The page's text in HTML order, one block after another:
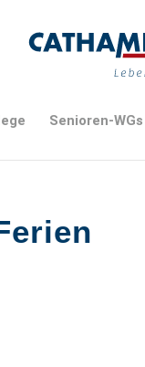
Senioren-WGs